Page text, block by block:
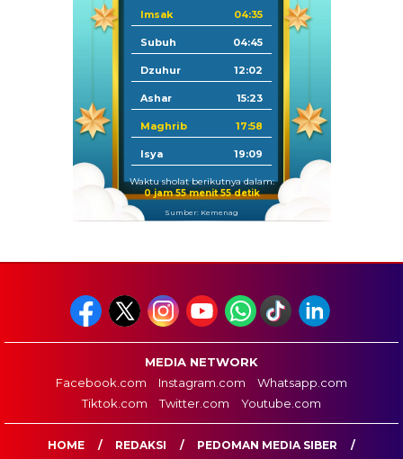
Imsak 04:35
Subuh 04:45
Dzuhur 12:02
Ashar 15:23
Maghrib 17:58
Isya 19:09
Waktu sholat berikutnya dalam:
0 jam 55 menit 54 detik
Sumber: Kemenag
MEDIA NETWORK
Facebook.com
Instagram.com
Whatsapp.com
Tiktok.com
Twitter.com Youtube.com
HOME REDAKSI PEDOMAN MEDIA SIBER